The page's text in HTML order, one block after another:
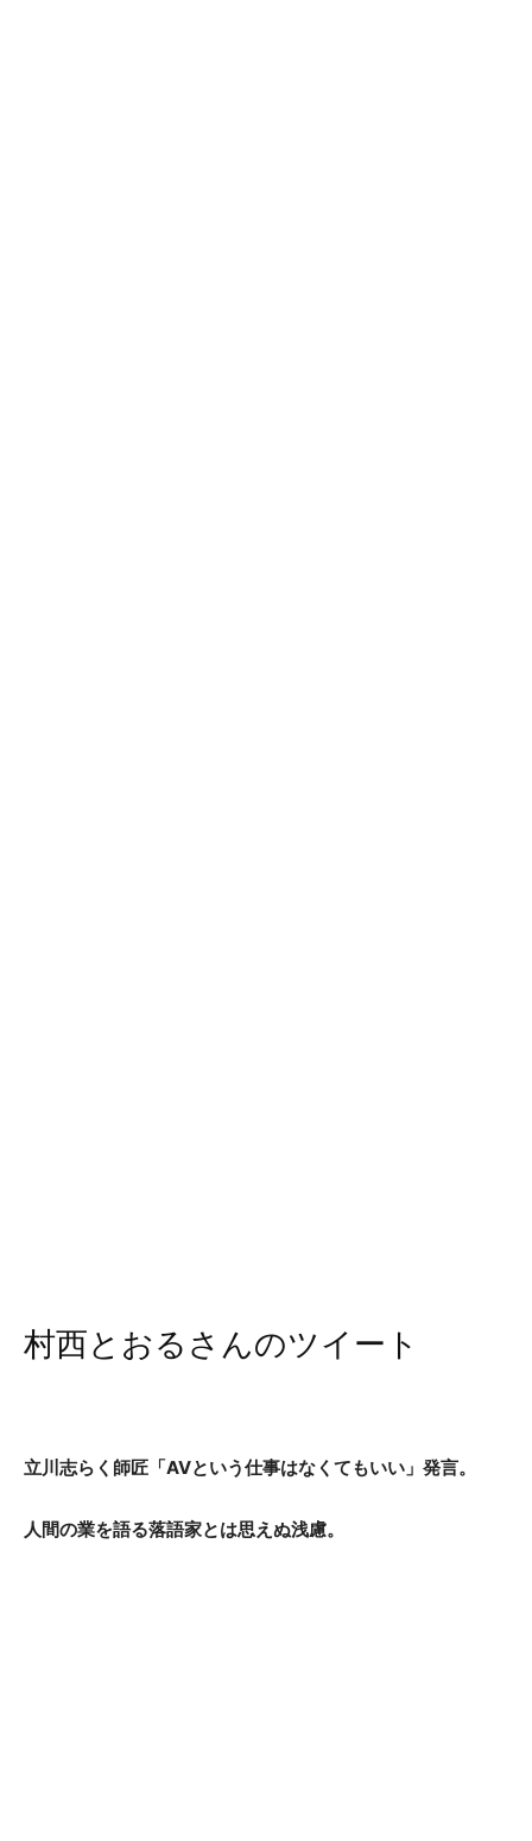
村西とおるさんのツイート
立川志らく師匠「AVという仕事はなくてもいい」発言。
人間の業を語る落語家とは思えぬ浅慮。